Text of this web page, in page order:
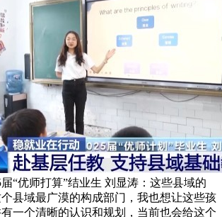
“优师打算”结业生 刘显涛：这些县域的
县域最广漠的构成部门，我也想让这些孩
一个清晰的认识和规划，当前也会给这个